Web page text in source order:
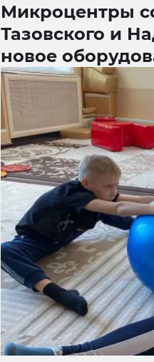
Микроцентры
Тазовского и
новое